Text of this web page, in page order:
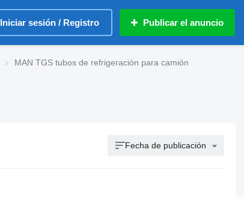
Iniciar sesión / Registro Publicar el anuncio
MAN TGS tubos de refrigeración para camión
Fecha de publicación